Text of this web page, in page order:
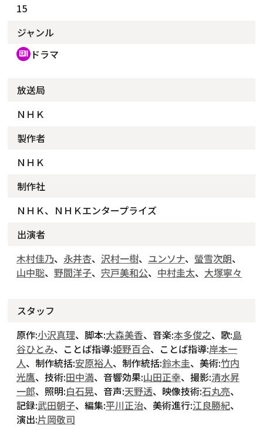
15
ジャンル
recent_actors ドラマ
放送局
ＮＨＫ
製作者
ＮＨＫ
制作社
ＮＨＫ、ＮＨＫエンタープライズ
出演者
木村佳乃、 永井杏、 沢村一樹、 ユンソナ、 螢雪次朗、
山中聡、 野間洋子、 宍戸美和公、 中村圭太、 大塚寧々
スタッフ
原作:小沢真理、脚本:大森美香、音楽:本多俊之、歌:島
谷ひとみ、ことば指導:姫野百合、ことば指導:岸本一
人、制作統括:安原裕人、制作統括:鈴木圭、美術:竹内
光鷹、技術:田中満、音響効果:山田正幸、撮影:清水昇
一郎、照明:白石晃、音声:天野透、映像技術:石丸亮、
記録:武田朝子、編集:平川正治、美術進行:江良勝紀、
演出:片岡敬司